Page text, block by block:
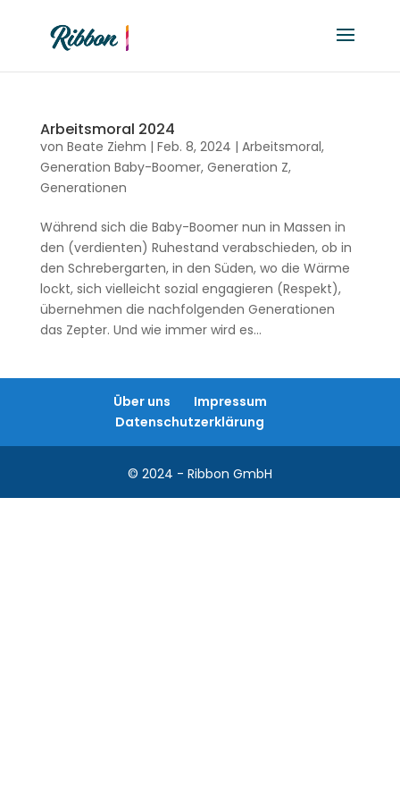
Arbeitsmoral 2024
von Beate Ziehm | Feb. 8, 2024 | Arbeitsmoral,
Generation Baby-Boomer, Generation Z,
Generationen
Während sich die Baby-Boomer nun in Massen in
den (verdienten) Ruhestand verabschieden, ob in
den Schrebergarten, in den Süden, wo die Wärme
lockt, sich vielleicht sozial engagieren (Respekt),
übernehmen die nachfolgenden Generationen
das Zepter. Und wie immer wird es...
Über uns
Impressum
Datenschutzerklärung
© 2024 - Ribbon GmbH